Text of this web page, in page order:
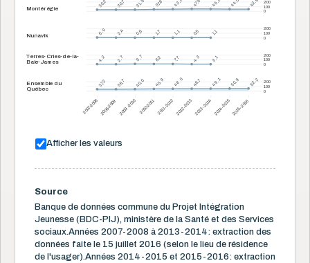
2007-2008 2008-2009 2009-2010 2010-2011 2011-2012 2012-2013 2013-2014 2014-2015 2015-2016
0
100
200
0
100
200
0
100
200
0
100
200
30,2
30,2 30,7
30,7 31,5
31,5 37,8
37,8 43,1
43,1 47,5
47,5 45,1
45,1 44,0
44,0 42,9
42,9
6,0
6,0 2,4
2,4 0,6
0,6 1,7
1,7 1,1
1,1 0,5
0,5 1,1
1,1
4,2
4,2 2,7
2,7 9,7
9,7 8,2
8,2 7,7
7,7 4,3
4,3 3,1
3,1
37,2
37,2 38,7
38,7 40,0
40,0 43,9
43,9 46,0
46,0 48,7
48,7 49,1
49,1 50,9
50,9 52,2
52,2
Montérégie
Nunavik
Terres-Cries-de-la-
Baie-James
Ensemble du
Québec
Afficher les valeurs
Source
Banque de données commune du Projet Intégration
Jeunesse (BDC-PIJ), ministère de la Santé et des Services
sociaux.Années 2007-2008 à 2013-2014: extraction des
données faite le 15 juillet 2016 (selon le lieu de résidence
de l'usager).Années 2014-2015 et 2015-2016: extraction